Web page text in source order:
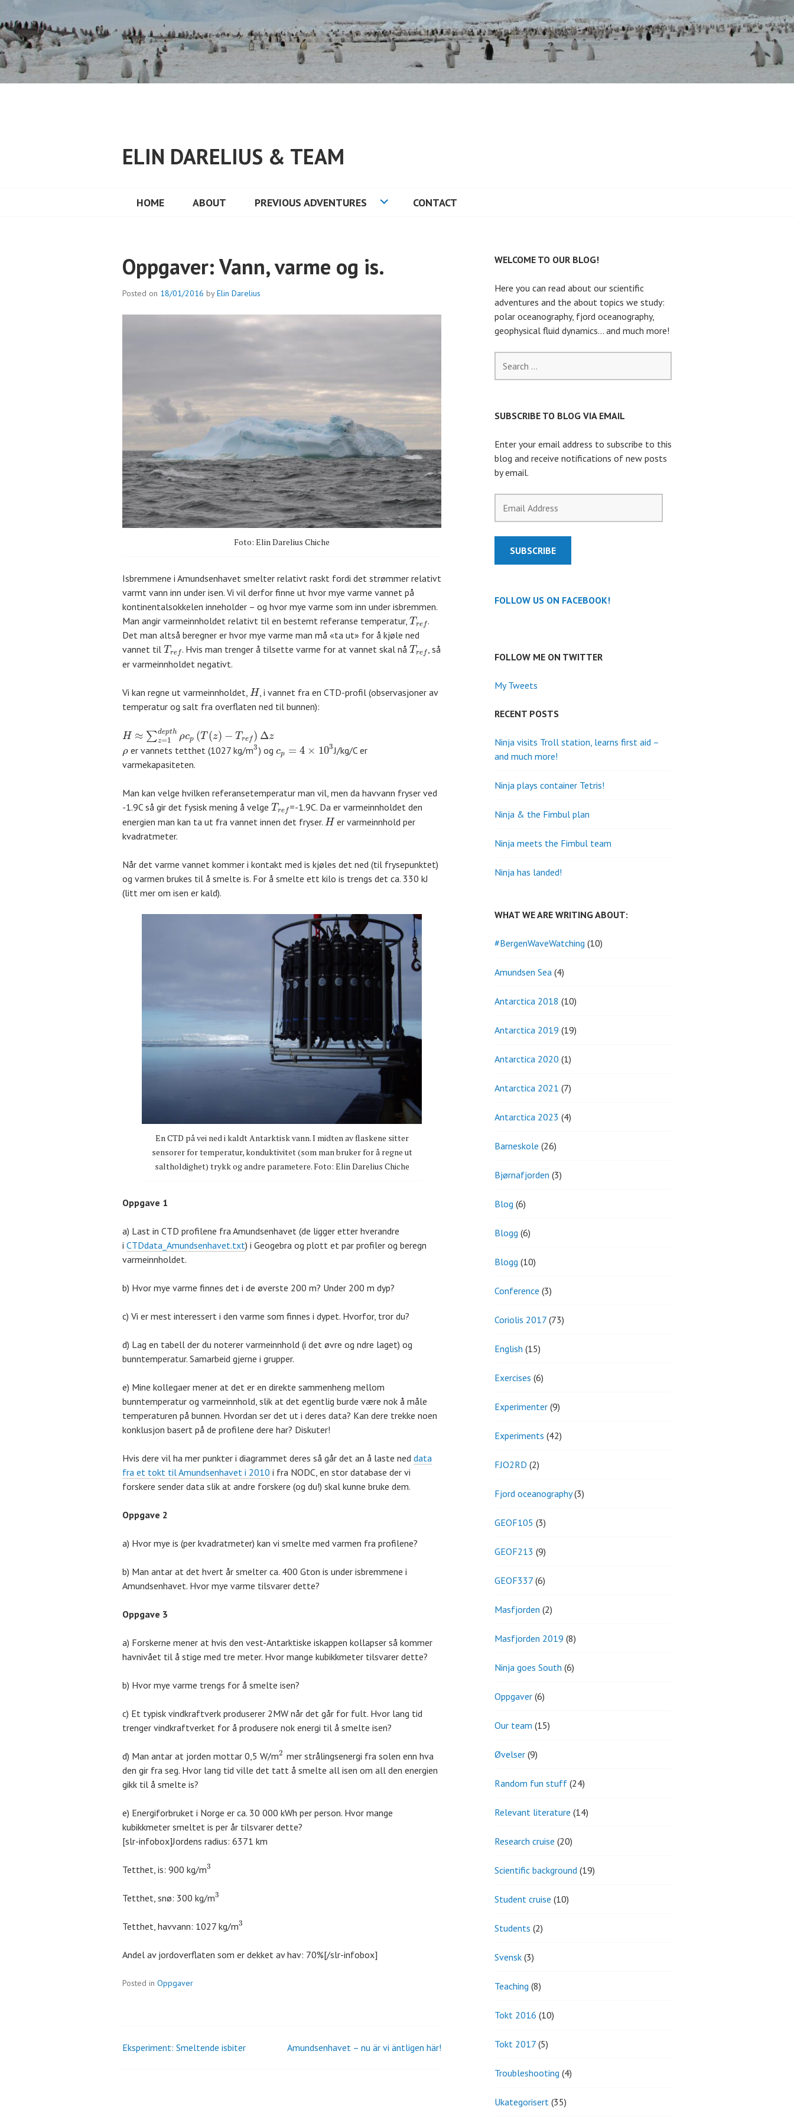
to
content
ELIN DARELIUS & TEAM
HOME ABOUT PREVIOUS ADVENTURES CONTACT
Oppgaver: Vann, varme og is.
Posted on 18/01/2016 byElin Darelius
Foto: Elin Darelius Chiche
Isbremmene i Amundsenhavet smelter relativt raskt fordi det strømmer relativt
varmt vann inn under isen. Vi vil derfor finne ut hvor mye varme vannet på
kontinentalsokkelen inneholder – og hvor mye varme som inn under isbremmen.
Man angir varmeinnholdet relativt til en bestemt referanse temperatur, T ref .
Det man altså beregner er hvor mye varme man må «ta ut» for å kjøle ned
vannet til T ref. Hvis man trenger å tilsette varme for at vannet skal nåTref , så
er varmeinnholdet negativt.
Vi kan regne ut varmeinnholdet, H, i vannet fra en CTD-profil (observasjoner av
temperatur og salt fra overflaten ned til bunnen):
H ≈ ∑depth
z=1 ρcp (T (z) − T ref ) Δz
ρ er vannets tetthet (1027 kg/m3) ogcp = 4 × 103J/kg/C er
varmekapasiteten.
Man kan velge hvilken referansetemperatur man vil, men da havvann fryser ved
-1.9C så gir det fysisk mening å velge T ref =-1.9C. Da er varmeinnholdet den
energien man kan ta ut fra vannet innen det fryser. Her varmeinnhold per
kvadratmeter.
Når det varme vannet kommer i kontakt med is kjøles det ned (til frysepunktet)
og varmen brukes til å smelte is. For å smelte ett kilo is trengs det ca. 330 kJ
(litt mer om isen er kald).
En CTD på vei ned i kaldt Antarktisk vann. I midten av flaskene sitter
sensorer for temperatur, konduktivitet (som man bruker for å regne ut
saltholdighet) trykk og andre parametere. Foto: Elin Darelius Chiche
Oppgave 1
a) Last in CTD profilene fra Amundsenhavet (de ligger etter hverandre
i CTDdata_Amundsenhavet.txt) i Geogebra og plott et par profiler og beregn
varmeinnholdet.
b) Hvor mye varme finnes det i de øverste 200 m? Under 200 m dyp?
c) Vi er mest interessert i den varme som finnes i dypet. Hvorfor, tror du?
d) Lag en tabell der du noterer varmeinnhold (i det øvre og ndre laget) og
bunntemperatur. Samarbeid gjerne i grupper.
e) Mine kollegaer mener at det er en direkte sammenheng mellom
bunntemperatur og varmeinnhold, slik at det egentlig burde være nok å måle
temperaturen på bunnen. Hvordan ser det ut i deres data? Kan dere trekke noen
konklusjon basert på de profilene dere har? Diskuter!
Hvis dere vil ha mer punkter i diagrammet deres så går det an å laste ned data
fra et tokt til Amundsenhavet i 2010 i fra NODC, en stor database der vi
forskere sender data slik at andre forskere (og du!) skal kunne bruke dem.
Oppgave 2
a) Hvor mye is (per kvadratmeter) kan vi smelte med varmen fra profilene?
b) Man antar at det hvert år smelter ca. 400 Gton is under isbremmene i
Amundsenhavet. Hvor mye varme tilsvarer dette?
Oppgave 3
a) Forskerne mener at hvis den vest-Antarktiske iskappen kollapser så kommer
havnivået til å stige med tre meter. Hvor mange kubikkmeter tilsvarer dette?
b) Hvor mye varme trengs for å smelte isen?
c) Et typisk vindkraftverk produserer 2MW når det går for fult. Hvor lang tid
trenger vindkraftverket for å produsere nok energi til å smelte isen?
d) Man antar at jorden mottar 0,5 W/m2 mer strålingsenergi fra solen enn hva
den gir fra seg. Hvor lang tid ville det tatt å smelte all isen om all den energien
gikk til å smelte is?
e) Energiforbruket i Norge er ca. 30 000 kWh per person. Hvor mange
kubikkmeter smeltet is per år tilsvarer dette?
[slr-infobox]Jordens radius: 6371 km
Tetthet, is: 900 kg/m3
Tetthet, snø: 300 kg/m3
Tetthet, havvann: 1027 kg/m3
Andel av jordoverflaten som er dekket av hav: 70%[/slr-infobox]
Posted in Oppgaver
Post
Eksperiment: Smeltende isbiter Amundsenhavet – nu är vi äntligen här!
WELCOME TO OUR BLOG!
Here you can read about our scientific
adventures and the about topics we study:
polar oceanography, fjord oceanography,
geophysical fluid dynamics… and much more!
for:
SUBSCRIBE TO BLOG VIA EMAIL
Enter your email address to subscribe to this
blog and receive notifications of new posts
by email.
Address
SUBSCRIBE
FOLLOW US ON FACEBOOK!
FOLLOW ME ON TWITTER
My Tweets
RECENT POSTS
Ninja visits Troll station, learns first aid –
and much more!
Ninja plays container Tetris!
Ninja & the Fimbul plan
Ninja meets the Fimbul team
Ninja has landed!
WHAT WE ARE WRITING ABOUT:
#BergenWaveWatching (10)
Amundsen Sea (4)
Antarctica 2018 (10)
Antarctica 2019 (19)
Antarctica 2020 (1)
Antarctica 2021 (7)
Antarctica 2023 (4)
Barneskole (26)
Bjørnafjorden (3)
Blog (6)
Blogg (6)
Blogg (10)
Conference (3)
Coriolis 2017 (73)
English (15)
Exercises (6)
Experimenter (9)
Experiments (42)
FJO2RD (2)
Fjord oceanography(3)
GEOF105 (3)
GEOF213 (9)
GEOF337 (6)
Masfjorden (2)
Masfjorden 2019 (8)
Ninja goes South (6)
Oppgaver (6)
Our team (15)
Øvelser (9)
Random fun stuff (24)
Relevant literature (14)
Research cruise (20)
Scientific background (19)
Student cruise (10)
Students (2)
Svensk (3)
Teaching (8)
Tokt 2016 (10)
Tokt 2017 (5)
Troubleshooting (4)
Ukategorisert (35)